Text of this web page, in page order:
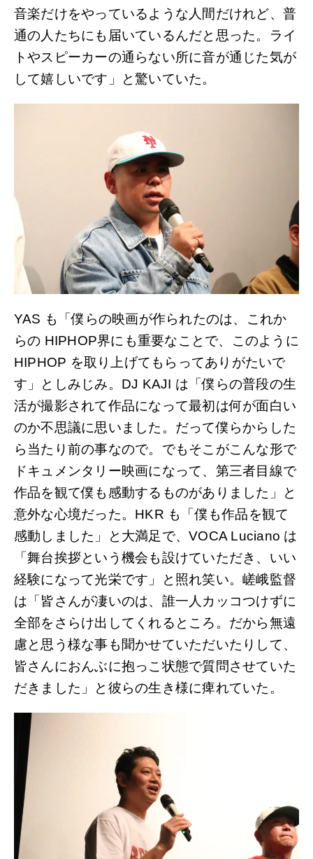
音楽だけをやっているような人間だけれど、普
通の人たちにも届いているんだと思った。ライ
トやスピーカーの通らない所に音が通じた気が
して嬉しいです」と驚いていた。
YAS も「僕らの映画が作られたのは、これか
らの HIPHOP界にも重要なことで、このように
HIPHOP を取り上げてもらってありがたいで
す」としみじみ。DJ KAJI は「僕らの普段の生
活が撮影されて作品になって最初は何が面白い
のか不思議に思いました。だって僕らからした
ら当たり前の事なので。でもそこがこんな形で
ドキュメンタリー映画になって、第三者目線で
作品を観て僕も感動するものがありました」と
意外な心境だった。HKR も「僕も作品を観て
感動しました」と大満足で、VOCA Luciano は
「舞台挨拶という機会も設けていただき、いい
経験になって光栄です」と照れ笑い。嵯峨監督
は「皆さんが凄いのは、誰一人カッコつけずに
全部をさらけ出してくれるところ。だから無遠
慮と思う様な事も聞かせていただいたりして、
皆さんにおんぶに抱っこ状態で質問させていた
だきました」と彼らの生き様に痺れていた。